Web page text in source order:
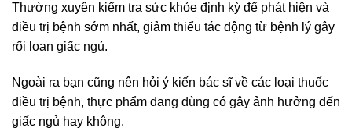
Thường xuyên kiểm tra sức khỏe định kỳ để phát hiện và
điều trị bệnh sớm nhất, giảm thiểu tác động từ bệnh lý gây
rối loạn giấc ngủ.
Ngoài ra bạn cũng nên hỏi ý kiến bác sĩ về các loại thuốc
điều trị bệnh, thực phẩm đang dùng có gây ảnh hưởng đến
giấc ngủ hay không.